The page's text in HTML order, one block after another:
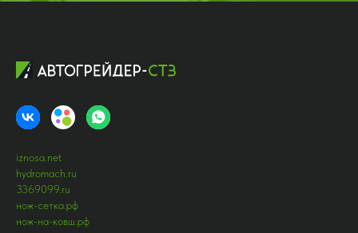
iznosa.net
hydromach.ru
3369099.ru
нож-сетка.рф
нож-на-ковш.рф